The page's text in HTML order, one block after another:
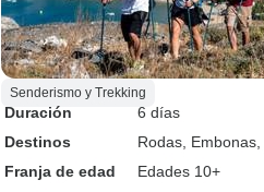
Senderismo y Trekking
Duración
6 días
Destinos
Rodas , Embonas
Franja de edad
Edades 10+